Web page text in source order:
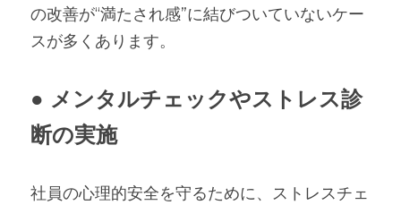
の改善が“満たされ感”に結びついていないケー
スが多くあります。
● メンタルチェックやストレス診
断の実施
社員の心理的安全を守るために、ストレスチェ